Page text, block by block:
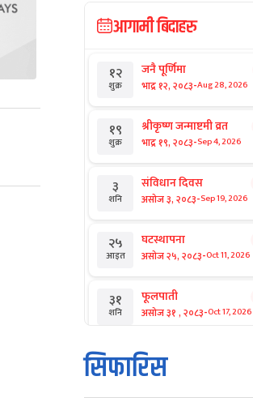
आगामी बिदाहरु
१२
शुक्र
जनै पूर्णिमा
भाद्र १२, २०८३-Aug 28, 2026
१९
शुक्र
श्रीकृष्ण जन्माष्टमी व्रत
भाद्र १९, २०८३-Sep 4, 2026
३
शनि
संविधान दिवस
असोज ३, २०८३-Sep 19, 2026
२५
आइत
घटस्थापना
असोज २५, २०८३-Oct 11, 2026
३१
शनि
फूलपाती
असोज ३१ , २०८३-Oct 17, 2026
१
आइत
कार्तिक सङ्क्रान्ति
कार्तिक १, २०८३
सिफारिस